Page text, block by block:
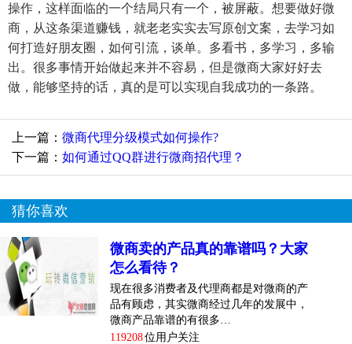
操作，这样面临的一个结局只有一个，被屏蔽。想要做好微
商，从这条渠道赚钱，就老老实实去写原创文案，去学习如
何打造好朋友圈，如何引流，谈单。多看书，多学习，多输
出。很多事情开始做起来并不容易，但是微商大家好好去
做，能够坚持的话，真的是可以实现自我成功的一条路。
上一篇： 微商代理分级模式如何操作?
下一篇： 如何通过QQ群进行微商招代理？
猜你喜欢
微商卖的产品真的靠谱吗？大家
怎么看待？
现在很多消费者及代理商都是对微商的产
品有顾虑，其实微商经过几年的发展中，
微商产品靠谱的有很多…
119208位用户关注